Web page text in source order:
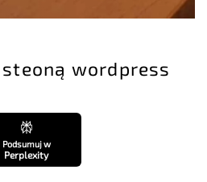
Podsumuj w
Perplexity